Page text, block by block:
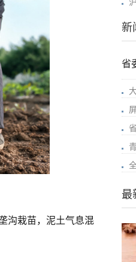
沟栽苗，泥土气息混
新
省
最